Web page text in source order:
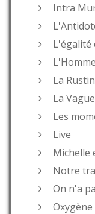
Intra
L'égalité
La
La
Les
Live
Michelle
Notre
On n'a
Oxygène